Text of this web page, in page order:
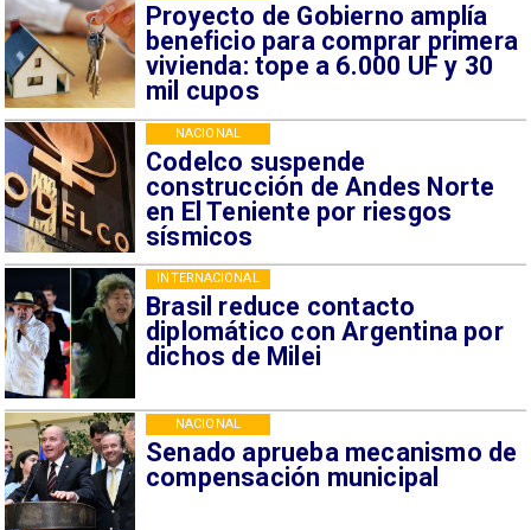
Proyecto de Gobierno amplía
beneficio para comprar primera
vivienda: tope a 6.000 UF y 30
mil cupos
Codelco suspende
construcción de Andes Norte
en El Teniente por riesgos
sísmicos
NACIONAL
Brasil reduce contacto
diplomático con Argentina por
dichos de Milei
INTERNACIONAL
Senado aprueba mecanismo de
compensación municipal
NACIONAL